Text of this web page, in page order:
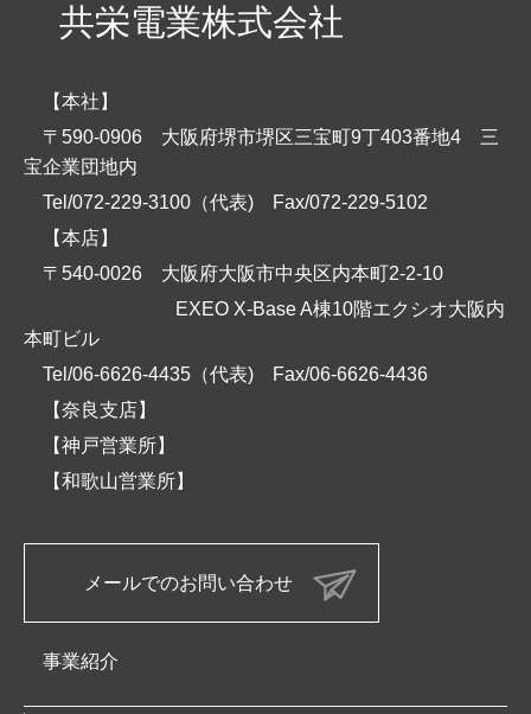
共栄電業株式会社
【本社】
〒590-0906 大阪府堺市堺区三宝町9丁403番地4 三
宝企業団地内
Tel/072-229-3100（代表)
Fax/072-229-5102
【本店】
〒540-0026 大阪府大阪市中央区内本町2-2-10
EXEO X-Base A棟10階エクシオ大阪内
本町ビル
Tel/06-6626-4435（代表)
Fax/06-6626-4436
【奈良支店】
【神戸営業所】
【和歌山営業所】
メールでのお問い合わせ
事業紹介